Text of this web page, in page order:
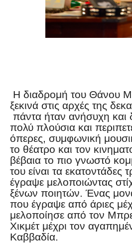
Η διαδρομή του Θάνου
ξεκινά στις αρχές της
πάντα ήταν ανήσυχη και
πολύ πλούσια και
όπερες, συμφωνική
το θέατρο και τον
βέβαια το πιο γνωστό
του είναι τα εκατοντάδες
έγραψε μελοποιώντας
ξένων ποιητών. Ένας
που έγραψε από άριες
μελοποίησε από τον
Χικμέτ μέχρι τον
Καββαδία.